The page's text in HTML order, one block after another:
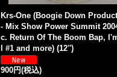
Krs-One (Boogie Down
- Mix Show Power Summit
c. Return Of The Boom Bap,
l #1 and more) (12'')
900円(税込)